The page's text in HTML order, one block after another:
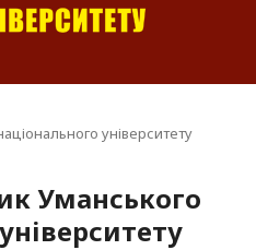
університету
Уманського